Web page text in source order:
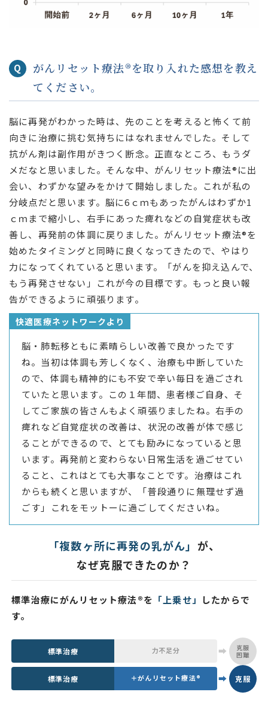
Q
がんリセット療法®を取り入れた感想を教え
てください。
脳に再発がわかった時は、先のことを考えると怖くて前
向きに治療に挑む気持ちにはなれませんでした。そして
抗がん剤は副作用がきつく断念。正直なところ、もうダ
メだなと思いました。そんな中、がんリセット療法®に出
会い、わずかな望みをかけて開始しました。これが私の
分岐点だと思います。脳に6ｃｍもあったがんはわずか1
ｃｍまで縮小し、右手にあった痺れなどの自覚症状も改
善し、再発前の体調に戻りました。がんリセット療法®を
始めたタイミングと同時に良くなってきたので、やはり
力になってくれていると思います。「がんを抑え込んで、
もう再発させない」これが今の目標です。もっと良い報
告ができるように頑張ります。
快適医療ネットワークより
脳・肺転移ともに素晴らしい改善で良かったです
ね。当初は体調も芳しくなく、治療も中断していた
ので、体調も精神的にも不安で辛い毎日を過ごされ
ていたと思います。この１年間、患者様ご自身、そ
してご家族の皆さんもよく頑張りましたね。右手の
痺れなど自覚症状の改善は、状況の改善が体で感じ
ることができるので、とても励みになっていると思
います。再発前と変わらない日常生活を過ごせてい
ること、これはとても大事なことです。治療はこれ
からも続くと思いますが、「普段通りに無理せず過
ごす」これをモットーに過ごしてくださいね。
「複数ヶ所に再発の乳がん」 が、
なぜ克服できたのか？
標準治療にがんリセット療法®を 「上乗せ」
したからで
す。
標準治療 力不足分 ➡
克服
困難
標準治療 ＋がんリセット療法® ➡ 克服